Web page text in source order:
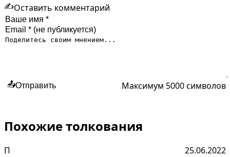
✍️Оставить комментарий
📤Отправить Максимум 5000 символов
Похожие толкования
П
25.06.2022